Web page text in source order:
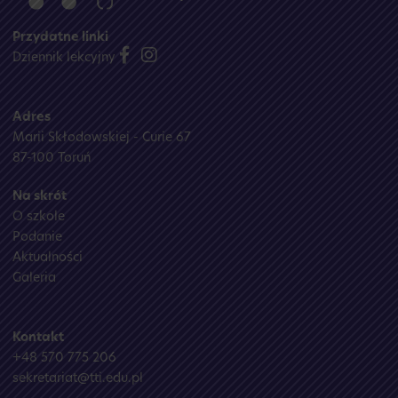
Przydatne linki
Dziennik lekcyjny
Adres
Marii Skłodowskiej - Curie 67
87-100 Toruń
Na skrót
O szkole
Podanie
Aktualności
Galeria
Kontakt
+48 570 775 206
sekretariat@tti.edu.pl